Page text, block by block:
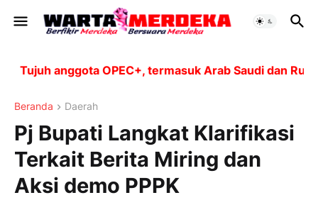
anggota OPEC+, termasuk Arab Saudi dan Rusia,
Beranda Daerah
Pj Bupati Langkat Klarifikasi
Terkait Berita Miring dan
Aksi demo PPPK